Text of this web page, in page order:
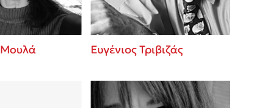
Μουλά Ευγένιος Τριβιζάς